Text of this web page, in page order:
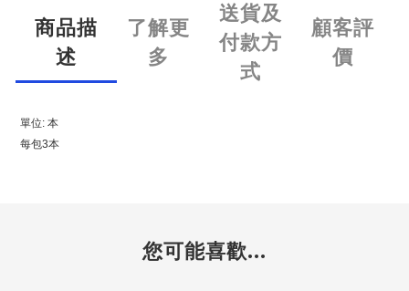
商品描
述
了解更
多
送貨及
付款方
式
顧客評
價
單位: 本
每包3本
您可能喜歡...